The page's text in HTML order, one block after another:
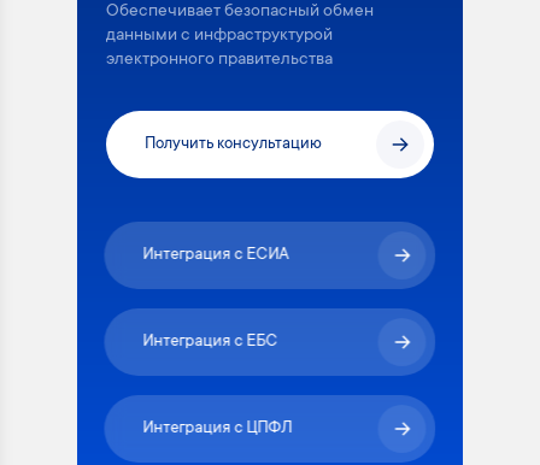
Обеспечивает безопасный обмен
данными с инфраструктурой
электронного правительства
Получить консультацию
Интеграция с ЕСИА
Интеграция с ЕБС
Интеграция с ЦПФЛ